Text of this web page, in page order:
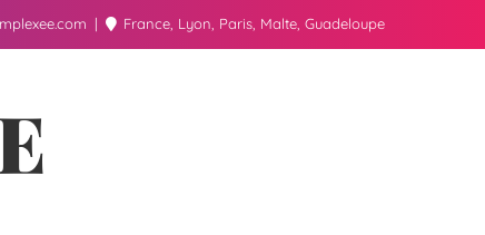
France, Lyon, Paris, Malte, Guadeloupe